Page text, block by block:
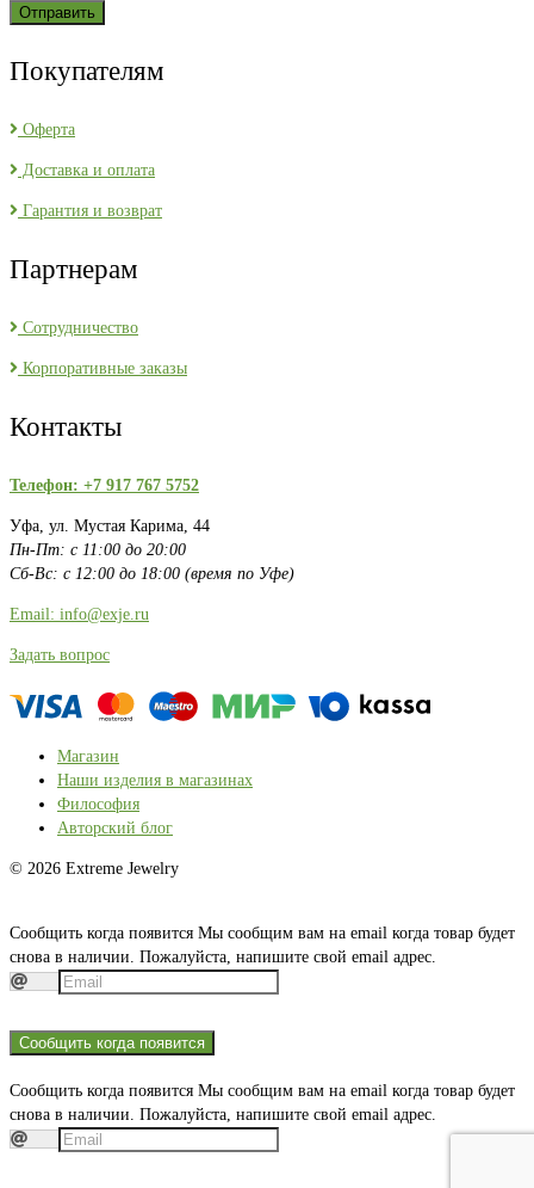
Покупателям
Оферта
Доставка и оплата
Гарантия и возврат
Партнерам
Сотрудничество
Корпоративные заказы
Контакты
Телефон: +7 917 767 5752
Уфа, ул. Мустая Карима, 44
Пн-Пт: с 11:00 до 20:00
Сб-Вс: с 12:00 до 18:00 (время по Уфе)
Email: info@exje.ru
Задать вопрос
Магазин
Наши изделия в магазинах
Философия
Авторский блог
© 2026 Extreme Jewelry
Сообщить когда появится Мы сообщим вам на email когда товар будет
снова в наличии. Пожалуйста, напишите свой email адрес.
Сообщить когда появится
Сообщить когда появится Мы сообщим вам на email когда товар будет
снова в наличии. Пожалуйста, напишите свой email адрес.